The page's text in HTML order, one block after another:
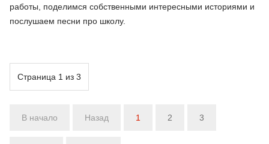
работы, поделимся собственными интересными историями и
послушаем песни про школу.
Страница 1 из 3
В начало Назад 1 2 3